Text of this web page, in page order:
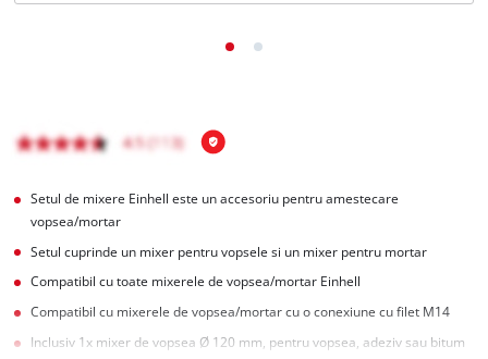
Setul de mixere Einhell este un accesoriu pentru amestecare
vopsea/mortar
Setul cuprinde un mixer pentru vopsele si un mixer pentru mortar
Compatibil cu toate mixerele de vopsea/mortar Einhell
Compatibil cu mixerele de vopsea/mortar cu o conexiune cu filet M14
Inclusiv 1x mixer de vopsea Ø 120 mm, pentru vopsea, adeziv sau bitum